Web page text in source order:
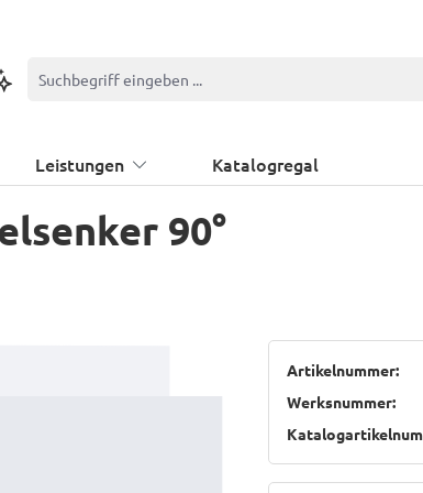
Suche
Leistungen Katalogregal
90°
Artikelnummer:
Werksnummer: